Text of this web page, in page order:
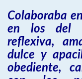
Colaboraba
en los del
reflexiva,
dulce y
obediente,